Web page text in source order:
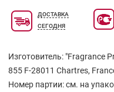
кориандра и
ноты аромата –
ДОСТАВКА
СЕГОДНЯ
Изготовитель: "Fragrance
855 F-28011 Сhartres,
Номер партии: см. на